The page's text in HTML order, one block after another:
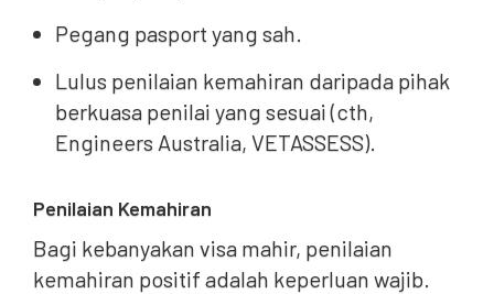
Pegang pasport yang sah.
Lulus penilaian kemahiran daripada pihak
berkuasa penilai yang sesuai (cth,
Engineers Australia, VETASSESS).
Penilaian Kemahiran
Bagi kebanyakan visa mahir, penilaian
kemahiran positif adalah keperluan wajib.